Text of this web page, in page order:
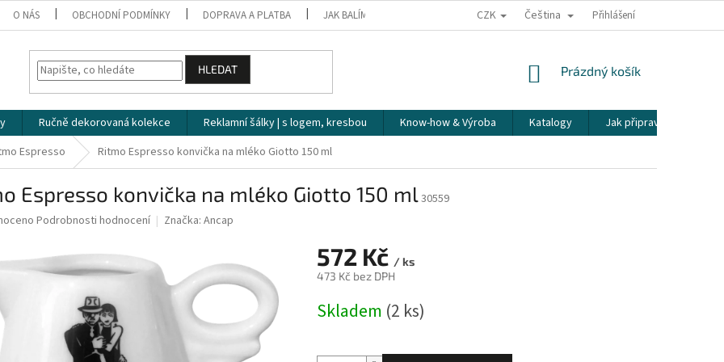
O NÁS OBCHODNÍ PODMÍNKY DOPRAVA A PLATBA JAK BALÍME NAŠE ZÁSILKY PŘEPRAVA KŘEHKÉHO ZBOŽÍ KORESPONDENČNÍ
CZK Čeština Přihlášení
HLEDAT
NÁKUPNÍ
Prázdný košík
Ručně dekorovaná kolekce Reklamní šálky | s logem, kresbou Know-how & Výroba Katalogy
Jak připravit espresso
Espresso Ritmo Espresso konvička na mléko Giotto 150 ml
Espresso konvička na mléko Giotto 150 ml30559
Podrobnosti hodnocení Značka: Ancap
572 Kč / ks
473 Kč bez DPH
cena:
Skladem (2 ks)